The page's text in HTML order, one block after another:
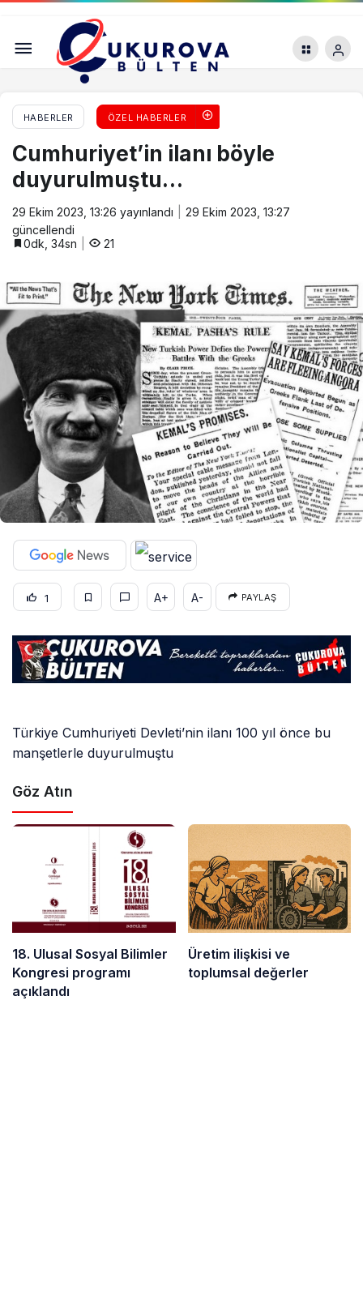
HABERLER ÖZEL HABERLER
Cumhuriyet’in ilanı böyle
duyurulmuştu…
29 Ekim 2023, 13:26 yayınlandı
29 Ekim 2023, 13:27
güncellendi
0dk, 34sn
21
1 A+ A- PAYLAŞ
Türkiye Cumhuriyeti Devleti’nin ilanı 100 yıl önce bu
manşetlerle duyurulmuştu
Göz Atın
18. Ulusal Sosyal Bilimler
Kongresi programı
açıklandı
Üretim ilişkisi ve
toplumsal değerler
Çukurova Bülten Haber Merkezi: “Artık yeni bir
Cumhuriyet’e ihtiyacımız var”